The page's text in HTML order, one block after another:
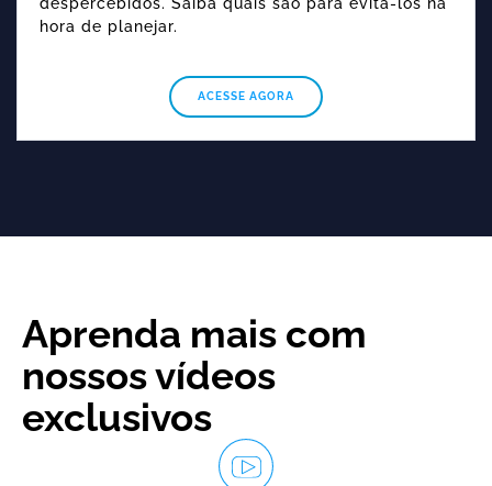
hora de planejar.
ACESSE AGORA
Aprenda mais com
nossos vídeos
exclusivos